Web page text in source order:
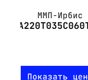
ММП-Ирбис
Показать